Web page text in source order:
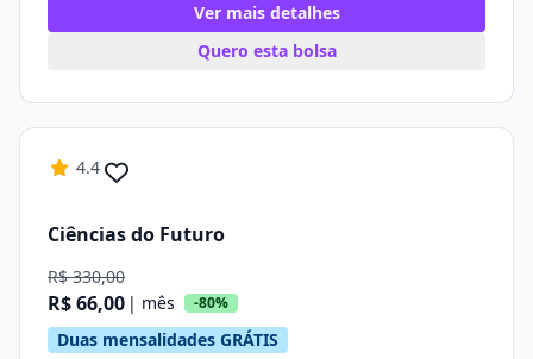
Ver mais detalhes
Quero esta bolsa
4.4
Ciências do Futuro
R$ 330,00
R$ 66,00 | mês -80%
Duas mensalidades GRÁTIS